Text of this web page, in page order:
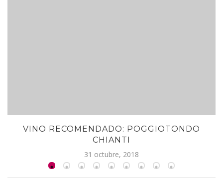
VINO RECOMENDADO: POGGIOTONDO
CHIANTI
31 octubre, 2018